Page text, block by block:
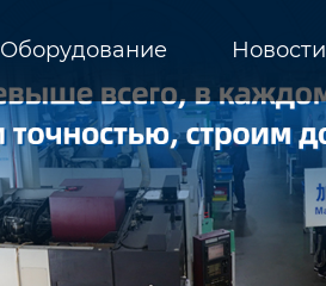
Оборудование Новости